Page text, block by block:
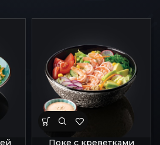
Поке с креветками